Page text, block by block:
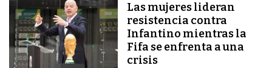
Las mujeres lideran
resistencia contra
Infantino mientras la
Fifa se enfrenta a una
crisis